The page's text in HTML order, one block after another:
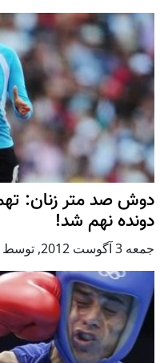
دونده نهم شد!
جمعه 3 آگوست 2012 , توسط